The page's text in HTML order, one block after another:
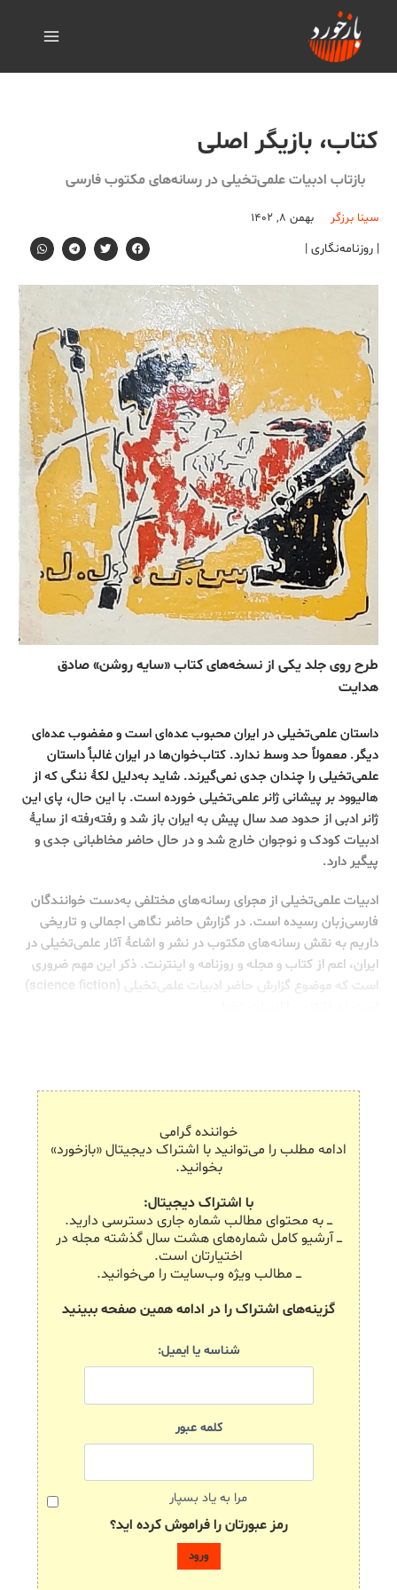
کتاب، بازیگر اصلی
بازتاب ادبیات علمی‌تخیلی در رسانه‌های مکتوب فارسی
سینا برزگر بهمن ۸, ۱۴۰۲
| روزنامه‌نگاری |
طرح روی جلد یکی از نسخه‌های کتاب «سایه‌ روشن» صادق
هدایت
داستان علمی‌تخیلی در ایران محبوب عده‌ای است و مغضوب عده‌ای
دیگر. معمولاً حد وسط ندارد. کتاب‌خوان‌ها در ایران غالباً داستان
علمی‌تخیلی را چندان جدی نمی‌گیرند. شاید به‌دلیل لکۀ ننگی که از
هالیوود بر پیشانی ژانر علمی‌تخیلی خورده است. ‏با این حال، پای این
ژانر ادبی از حدود صد سال پیش به ایران باز شد و رفته‌رفته از سایۀ
ادبیات کودک و نوجوان خارج شد و در حال حاضر مخاطبانی جدی و
پیگیر دارد.
ادبیات علمی‌تخیلی از مجرای رسانه‌های مختلفی به‌دست خوانندگان
فارسی‌زبان رسیده است. در گزارش حاضر نگاهی اجمالی و تاریخی
داریم به نقش رسانه‌های مکتوب در نشر و اشاعۀ آثار علمی‌تخیلی در
ایران، اعم از کتاب و مجله و روزنامه و اینترنت. ذکر این مهم ضروری
است که موضوع گزارش حاضر ادبیات علمی‌تخیلی (science fiction)
خواننده گرامی
ادامه مطلب را می‌توانید با اشتراک دیجیتال «بازخورد»
بخوانید.
با اشتراک دیجیتال:
ـــ به محتوای مطالب شماره جاری دسترسی دارید.
ـــ آرشیو کامل شماره‌های هشت سال گذشته مجله در
اختیارتان است.
ـــ مطالب ویژه وب‌سایت را می‌خوانید.
گزینه‌های اشتراک را در ادامه همین صفحه ببینید
شناسه یا ایمیل:
کلمه عبور
مرا به یاد بسپار
رمز عبورتان را فراموش کرده اید؟